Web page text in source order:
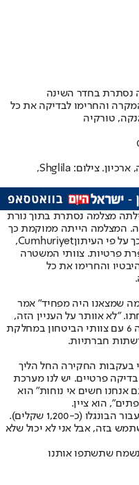
נסתרת בחדר השינה
והחרימו לבדיקה את כל
טורקיה
מצלמה נסתרת בבונגלו. ספאנקה, טורקיה, ארכיון. צילום: Shglila,
מצלמה נסתרת בתוך נורת
המצלמה הייתה ממוקמת כך
על פי העיתוןCumhuriyet
,
פרטיות. צוותי המשטרה
והחרימו את כל
שמצאנו היה מפחיד" אמר
"לא אוותר על העניין הזה,
אבל בתי בת ה-7 בילתה את הבוקר בשעה 6 עם צוותי הביטחון במחלקת
חברתיות.
בעקבות החקירה החל הליך
פרטיים. יש לנו מערכת
אנחנו חשים אי נוחות" הוא
הוא ציין.
המשפחה שילמה 12,000 לירות טורקיות עבור הבונגלו (כ-1,200 שקלים).
בזה, אבל אני לא יכול שלא
שתשתפו אותנו